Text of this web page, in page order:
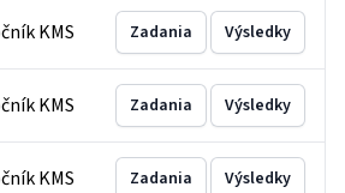
KMS Zadania Výsledky
KMS Zadania Výsledky
KMS Zadania Výsledky